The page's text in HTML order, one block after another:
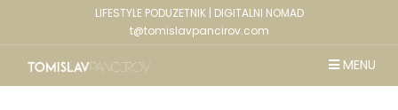
LIFESTYLE PODUZETNIK | DIGITALNI NOMAD
t@tomislavpancirov.com
MENU